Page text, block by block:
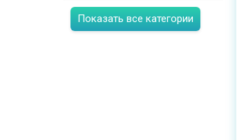
Показать все категории